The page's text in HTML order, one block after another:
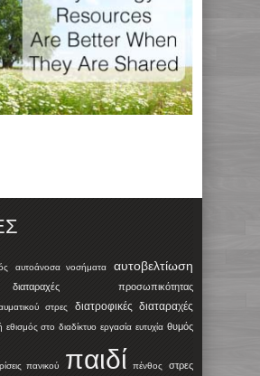
αυτοάνοσα νοσήματα αυτοβελτίωση
διαταραχές προσωπικότητας
στρες διατροφικές διαταραχές
εθισμός στο διαδίκτυο εργασία ευτυχία θυμός
πανικού παιδί πένθος στρες